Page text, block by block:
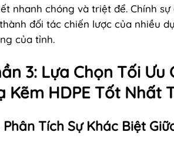
nhanh chóng và triệt để. Chính
đối tác chiến lược của nhiều
của tỉnh.
3: Lựa Chọn Tối
Kẽm HDPE Tốt Nhất
Phân Tích Sự Khác Biệt